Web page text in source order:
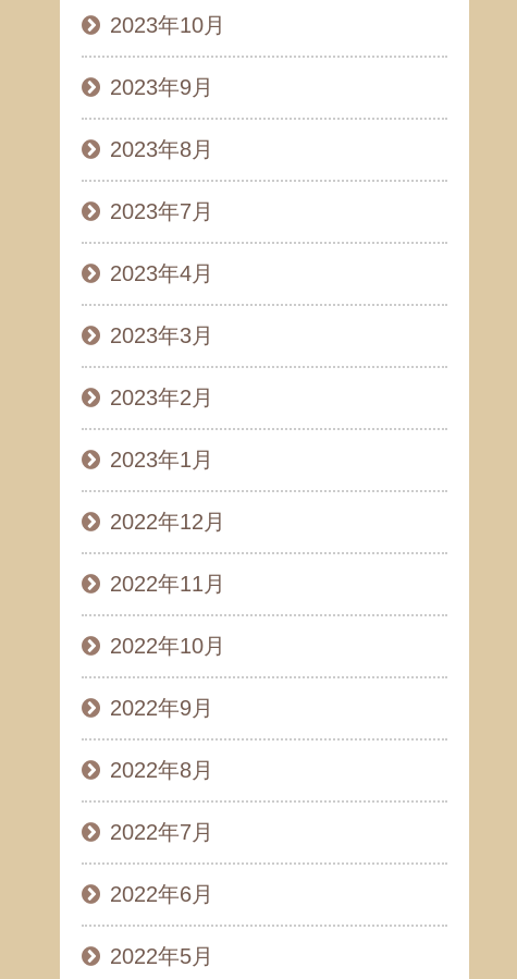
2023年10月
2023年9月
2023年8月
2023年7月
2023年4月
2023年3月
2023年2月
2023年1月
2022年12月
2022年11月
2022年10月
2022年9月
2022年8月
2022年7月
2022年6月
2022年5月